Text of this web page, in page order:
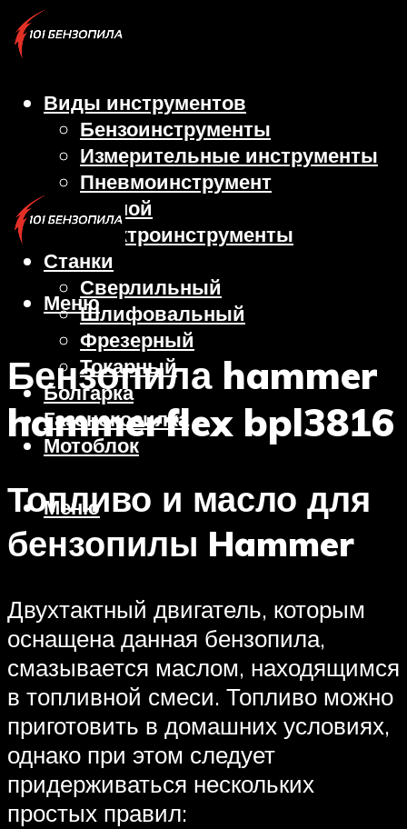
Виды инструментов
Бензоинструменты
Измерительные инструменты
Пневмоинструмент
Ручной
Электроинструменты
Станки
Сверлильный
Шлифовальный
Фрезерный
Токарный
Болгарка
Газонокосилка
Мотоблок
Меню
Меню
Бензопила hammer
hammerflex bpl3816
Топливо и масло для
бензопилы Hammer
Двухтактный двигатель, которым
оснащена данная бензопила,
смазывается маслом, находящимся
в топливной смеси. Топливо можно
приготовить в домашних условиях,
однако при этом следует
придерживаться нескольких
простых правил: